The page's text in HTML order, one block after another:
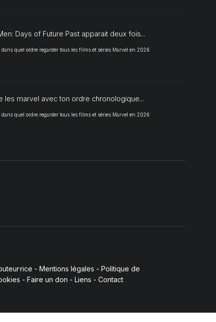
Days of Future Past apparait deux fois...
quel ordre regarder tous les films et séries Marvel en 2026
les marvel avec ton ordre chronologique...
quel ordre regarder tous les films et séries Marvel en 2026
- Mentions légales - Politique de
- Faire un don - Liens - Contact